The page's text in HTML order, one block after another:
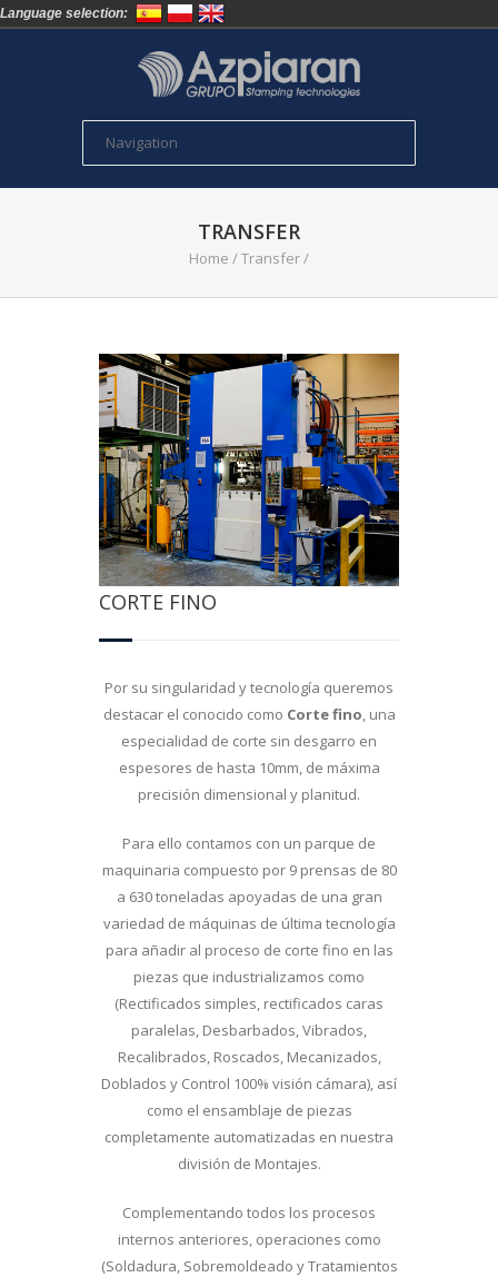
TRANSFER
Home /Transfer/
CORTE FINO
Por su singularidad y tecnología queremos
destacar el conocido como Corte fino, una
especialidad de corte sin desgarro en
espesores de hasta 10mm, de máxima
precisión dimensional y planitud.
Para ello contamos con un parque de
maquinaria compuesto por 9 prensas de 80
a 630 toneladas apoyadas de una gran
variedad de máquinas de última tecnología
para añadir al proceso de corte fino en las
piezas que industrializamos como
(Rectificados simples, rectificados caras
paralelas, Desbarbados, Vibrados,
Recalibrados, Roscados, Mecanizados,
Doblados y Control 100% visión cámara), así
como el ensamblaje de piezas
completamente automatizadas en nuestra
división de Montajes.
Complementando todos los procesos
internos anteriores, operaciones como
(Soldadura, Sobremoldeado y Tratamientos
Language selection: